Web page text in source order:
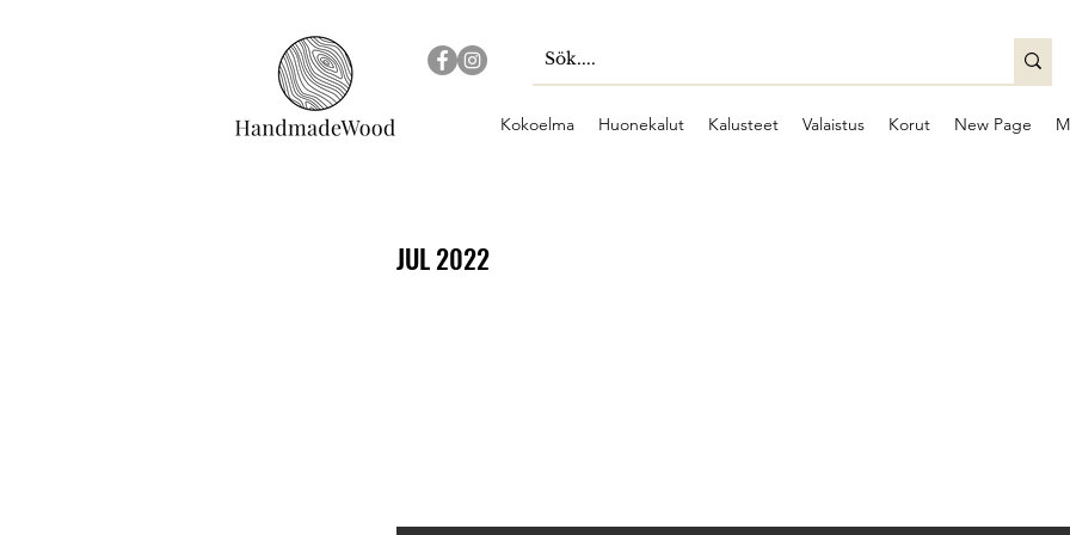
Kokoelma Huonekalut Kalusteet Valaistus Korut New Page
JUL 2022